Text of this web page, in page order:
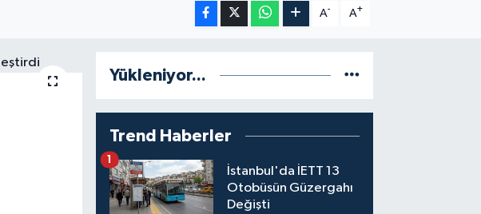
A- A+
Yükleniyor...
Trend Haberler
İstanbul'da İETT 13
Otobüsün Güzergahı
Değişti
1